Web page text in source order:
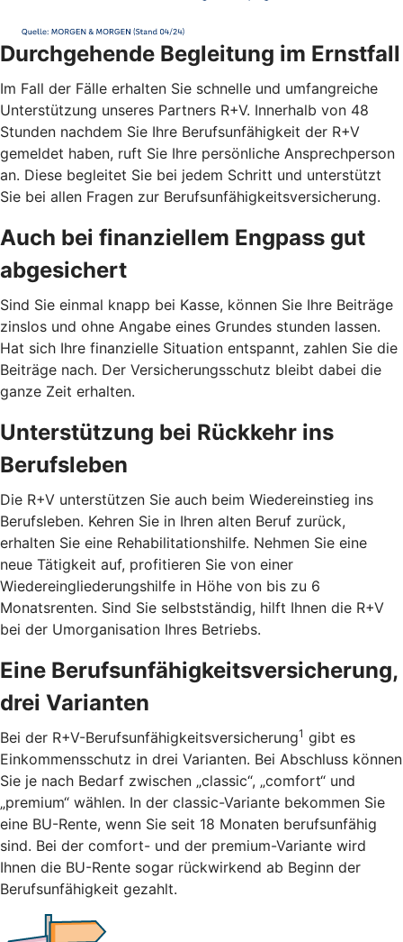
Durchgehende Begleitung im Ernstfall
Im Fall der Fälle erhalten Sie schnelle und umfangreiche
Unterstützung unseres Partners R+V. Innerhalb von 48
Stunden nachdem Sie Ihre Berufsunfähigkeit der R+V
gemeldet haben, ruft Sie Ihre persönliche Ansprechperson
an. Diese begleitet Sie bei jedem Schritt und unterstützt
Sie bei allen Fragen zur Berufsunfähigkeitsversicherung.
Auch bei finanziellem Engpass gut
abgesichert
Sind Sie einmal knapp bei Kasse, können Sie Ihre Beiträge
zinslos und ohne Angabe eines Grundes stunden lassen.
Hat sich Ihre finanzielle Situation entspannt, zahlen Sie die
Beiträge nach. Der Versicherungsschutz bleibt dabei die
ganze Zeit erhalten.
Unterstützung bei Rückkehr ins
Berufsleben
Die R+V unterstützen Sie auch beim Wiedereinstieg ins
Berufsleben. Kehren Sie in Ihren alten Beruf zurück,
erhalten Sie eine Rehabilitationshilfe. Nehmen Sie eine
neue Tätigkeit auf, profitieren Sie von einer
Wiedereingliederungshilfe in Höhe von bis zu 6
Monatsrenten. Sind Sie selbstständig, hilft Ihnen die R+V
bei der Umorganisation Ihres Betriebs.
Eine Berufsunfähigkeitsversicherung,
drei Varianten
Bei der R+V-Berufsunfähigkeitsversicherung1 gibt es
Einkommensschutz in drei Varianten. Bei Abschluss können
Sie je nach Bedarf zwischen „classic“, „comfort“ und
„premium“ wählen. In der classic-Variante bekommen Sie
eine BU-Rente, wenn Sie seit 18 Monaten berufsunfähig
sind. Bei der comfort- und der premium-Variante wird
Ihnen die BU-Rente sogar rückwirkend ab Beginn der
Berufsunfähigkeit gezahlt.